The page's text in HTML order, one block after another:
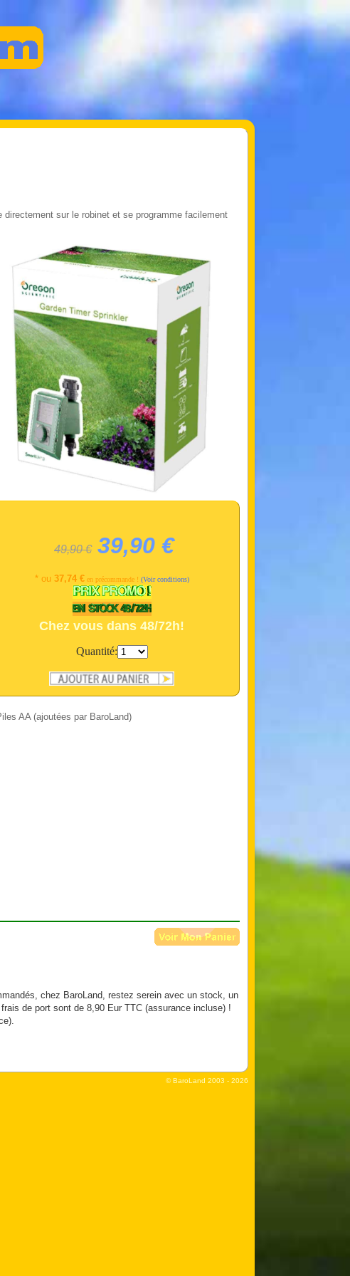
sur le robinet et se programme facilement
49,90 € 39,90 €
* ou 37,74 €en précommande ! (Voir conditions)
Chez vous dans 48/72h!
Quantité:
AA (ajoutées par BaroLand)
chez BaroLand, restez serein avec un stock, un
de port sont de 8,90 Eur TTC (assurance incluse) !
© BaroLand 2003 - 2026